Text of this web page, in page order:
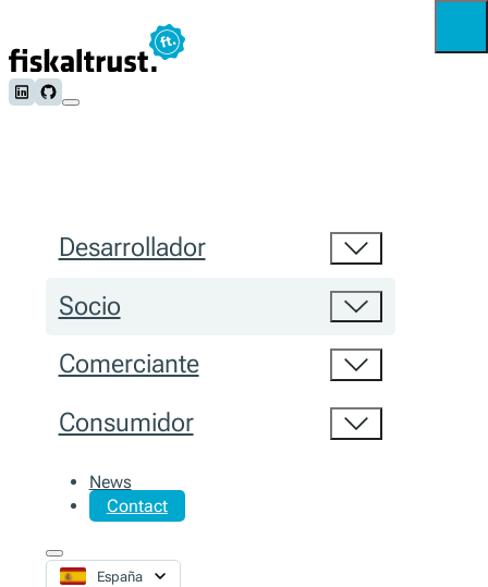
Follow us on LinkedIn
Follow us on Github
Desarrollador
Socio
Comerciante
Consumidor
News
Contact
España